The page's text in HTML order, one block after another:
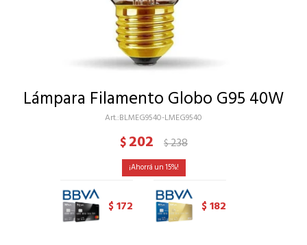
Lámpara Filamento Globo G95 40W
BLMEG9540-LMEG9540
$202 $238
15
$172 $182